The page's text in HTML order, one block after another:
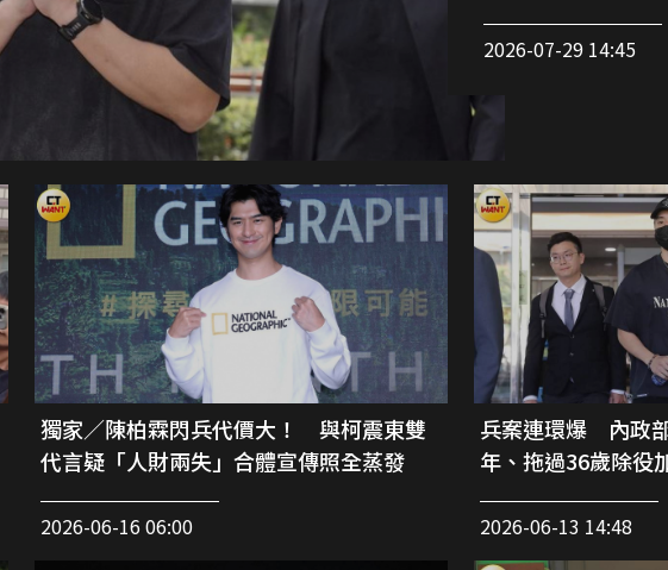
2026-07-29 14:45
獨家／陳柏霖閃兵代價大！ 與柯震東雙
代言疑「人財兩失」合體宣傳照全蒸發
2026-06-16 06:00
兵案連環爆 內政
年、拖過36歲除役
2026-06-13 14:48